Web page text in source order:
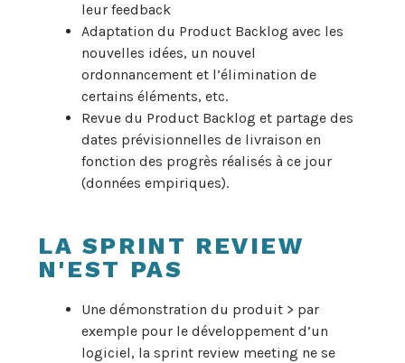
leur feedback
Adaptation du Product Backlog avec les
nouvelles idées, un nouvel
ordonnancement et l’élimination de
certains éléments, etc.
Revue du Product Backlog et partage des
dates prévisionnelles de livraison en
fonction des progrès réalisés à ce jour
(données empiriques).
LA SPRINT REVIEW
N'EST PAS
Une démonstration du produit > par
exemple pour le développement d’un
logiciel, la sprint review meeting ne se